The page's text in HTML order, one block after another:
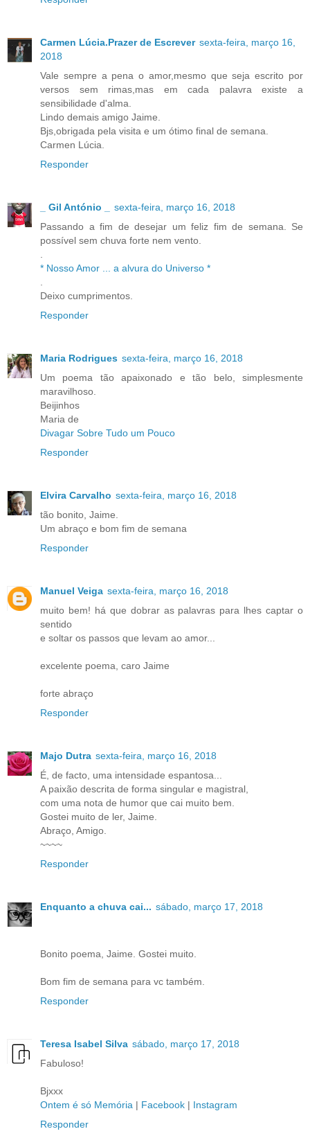
Carmen Lúcia.Prazer de Escrever sexta-feira, março 16,
2018
Vale sempre a pena o amor,mesmo que seja escrito por
versos sem rimas,mas em cada palavra existe a
sensibilidade d'alma.
Lindo demais amigo Jaime.
Bjs,obrigada pela visita e um ótimo final de semana.
Carmen Lúcia.
Responder
_ Gil António _
sexta-feira, março 16, 2018
Passando a fim de desejar um feliz fim de semana. Se
possível sem chuva forte nem vento.
* Nosso Amor ... a alvura do Universo *
Deixo cumprimentos.
Responder
Maria Rodrigues sexta-feira, março 16, 2018
Um poema tão apaixonado e tão belo, simplesmente
maravilhoso.
Beijinhos
Maria de
Divagar Sobre Tudo um Pouco
Responder
Elvira Carvalho sexta-feira, março 16, 2018
tão bonito, Jaime.
Um abraço e bom fim de semana
Responder
Manuel Veiga sexta-feira, março 16, 2018
muito bem! há que dobrar as palavras para lhes captar o
sentido
e soltar os passos que levam ao amor...
excelente poema, caro Jaime
forte abraço
Responder
Majo Dutra sexta-feira, março 16, 2018
É, de facto, uma intensidade espantosa...
A paixão descrita de forma singular e magistral,
com uma nota de humor que cai muito bem.
Gostei muito de ler, Jaime.
Abraço, Amigo.
~~~~
Responder
Enquanto a chuva cai... sábado, março 17, 2018
Bonito poema, Jaime. Gostei muito.
Bom fim de semana para vc também.
Responder
Teresa Isabel Silva sábado, março 17, 2018
Fabuloso!
Bjxxx
Ontem é só Memória | Facebook | Instagram
Responder